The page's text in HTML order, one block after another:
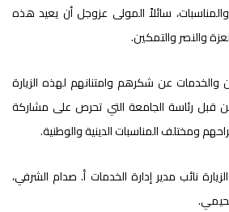
سائلاً المولى عزوجل أن يعيد هذه
والنصر والتمكين.
والخدمات عن شكرهم وامتنانهم لهذه الزيارة
قبل رئاسة الجامعة التي تحرص على مشاركة
ومختلف المناسبات الدينية والوطنية.
نائب مدير إدارة الخدمات أ. صدام الشرفي،